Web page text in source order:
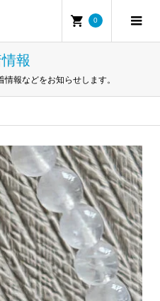
0
報
報などをお知らせします。